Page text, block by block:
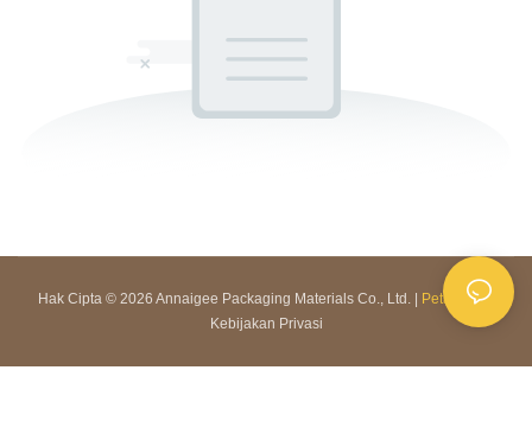
Hak Cipta © 2026 Annaigee Packaging Materials Co., Ltd. | Peta Situs|
Kebijakan Privasi